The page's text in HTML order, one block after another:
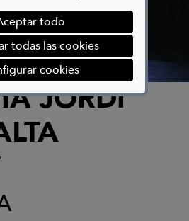
todo
todas las cookies
cookies(abre en ventana
JORDI